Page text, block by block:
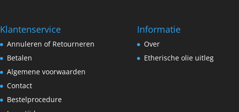
Klantenservice
Annuleren of Retourneren
Betalen
Algemene voorwaarden
Contact
Bestelprocedure
Informatie
Over
Etherische olie uitleg